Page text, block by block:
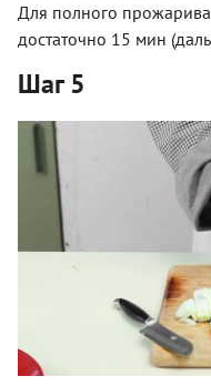
Для полного
достаточно 15 мин
Шаг 5